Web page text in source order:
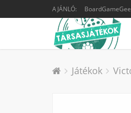
AJÁNLÓ:
Játékok